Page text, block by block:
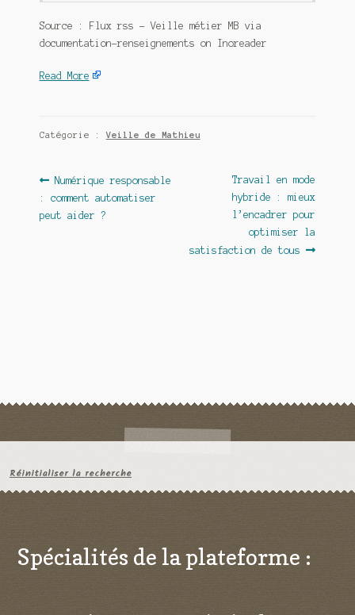
Source : Flux rss – Veille métier MB via
documentation-renseignements on Inoreader
Read More
Catégorie :Veille de Mathieu
Navigation
de
Article
précédent :
Numérique responsable
: comment automatiser
peut aider ?
Article
suivant :
Travail en mode
hybride : mieux
l’encadrer pour
optimiser la
satisfaction de tous
Réinitialiser la recherche
Spécialités de la plateforme :